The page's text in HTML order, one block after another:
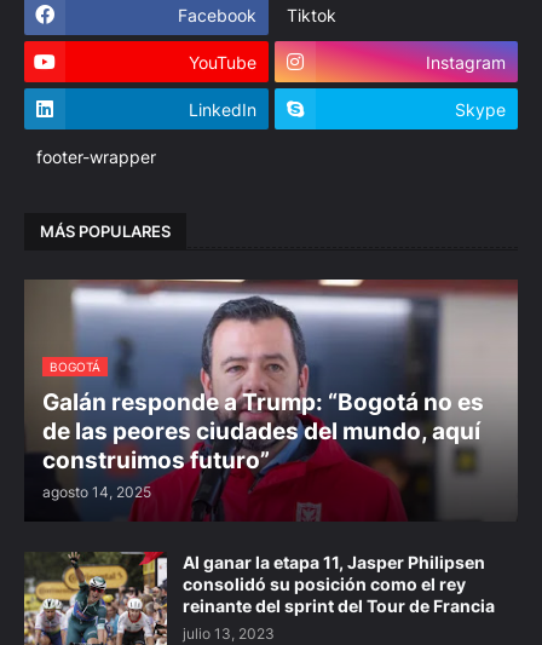
Facebook Tiktok
YouTube Instagram
LinkedIn Skype
footer-wrapper
MÁS POPULARES
BOGOTÁ
Galán responde a Trump: “Bogotá no es
de las peores ciudades del mundo, aquí
construimos futuro”
agosto 14, 2025
Al ganar la etapa 11, Jasper Philipsen
consolidó su posición como el rey
reinante del sprint del Tour de Francia
julio 13, 2023